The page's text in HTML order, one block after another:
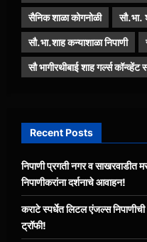
सैनिक शाळा कोगनोळी सौ.भा.
सौ.भा.शाह कन्याशाळा निपाणी
सौ भागीरथीबाई शाह गर्ल्स कॉन्व्हेंट
Recent Posts
निपाणी प्रगती नगर व साखरवाडीत
निपाणीकरांना दर्शनाचे आवाहन!
कराटे स्पर्धेत लिटल एंजल्स निपाणीची
ट्रॉफी!